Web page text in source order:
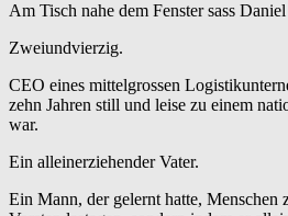
Am Tisch nahe dem Fenster sass
Zweiundvierzig.
CEO eines mittelgrossen
zehn Jahren still und leise zu einem
war.
Ein alleinerziehender Vater.
Ein Mann, der gelernt hatte, Menschen